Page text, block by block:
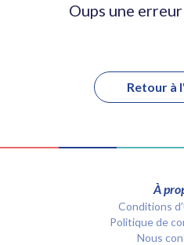
Oups une
Retour à
À
Conditions
Politique de
Nous